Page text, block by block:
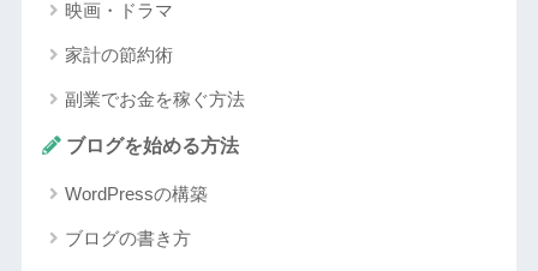
映画・ドラマ
家計の節約術
副業でお金を稼ぐ方法
ブログを始める方法
WordPressの構築
ブログの書き方